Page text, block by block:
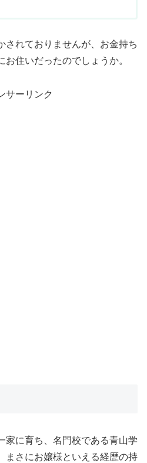
されておりませんが、お金持ち
住いだったのでしょうか。
サーリンク
家に育ち、名門校である青山学
まさにお嬢様といえる経歴の持